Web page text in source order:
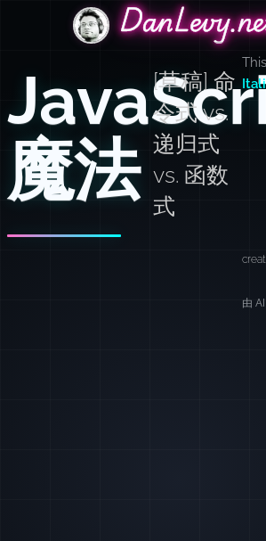
DanLevy.net
魔法
[草稿] 命
令式 vs.
递归式
vs. 函数
式
由